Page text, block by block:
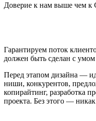
Доверие к нам выше чем к
Гарантируем поток
должен быть сделан с умом
Перед этапом дизайна —
ниши, конкурентов,
копирайтинг, разработка
проекта. Без этого —